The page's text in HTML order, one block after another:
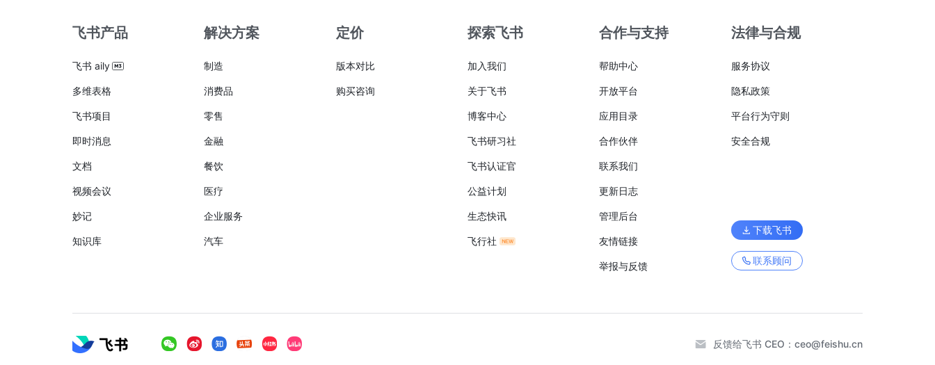
飞书产品
飞书 aily
多维表格
飞书项目
即时消息
文档
视频会议
妙记
知识库
解决方案
制造
消费品
零售
金融
餐饮
医疗
企业服务
汽车
定价
版本对比
购买咨询
探索飞书
加入我们
关于飞书
博客中心
飞书研习社
飞书认证官
公益计划
生态快讯
飞行社
合作与支持
帮助中心
开放平台
应用目录
合作伙伴
联系我们
更新日志
管理后台
友情链接
举报与反馈
法律与合规
服务协议
隐私政策
平台行为守则
安全合规
下载飞书
联系顾问
反馈给飞书 CEO： ceo@feishu.cn